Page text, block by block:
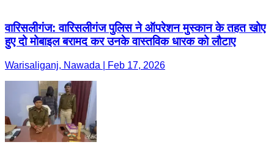
वारिसलीगंज: वारिसलीगंज पुलिस ने ऑपरेशन मुस्कान के तहत खोए
हुए दो मोबाइल बरामद कर उनके वास्तविक धारक को लौटाए
Warisaliganj, Nawada | Feb 17, 2026